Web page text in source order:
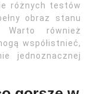
różnych testów
obraz stanu
Warto również
współistnieć,
jednoznacznej